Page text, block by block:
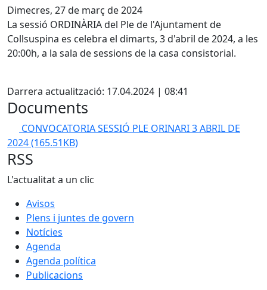
Dimecres, 27 de març de 2024
La sessió ORDINÀRIA del Ple de l'Ajuntament de
Collsuspina es celebra el dimarts, 3 d'abril de 2024, a les
20:00h, a la sala de sessions de la casa consistorial.
Darrera actualització: 17.04.2024 | 08:41
Documents
CONVOCATORIA SESSIÓ PLE ORINARI 3 ABRIL DE
2024(165.51KB)
RSS
L'actualitat a un clic
Avisos
Plens i juntes de govern
Notícies
Agenda
Agenda política
Publicacions